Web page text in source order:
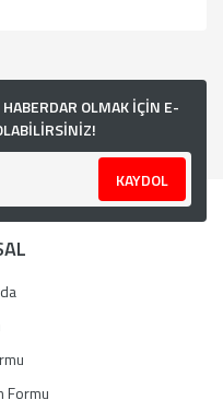
OLMAK İÇİN E-
KAYDOL
Formu